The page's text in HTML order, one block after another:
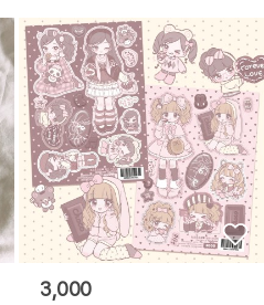
3,000